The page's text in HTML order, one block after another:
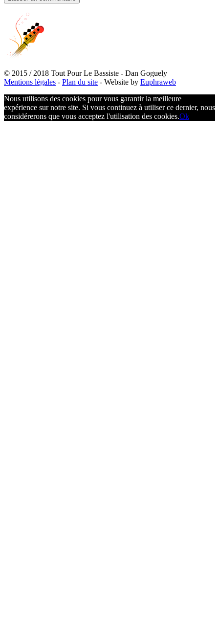
© 2015 / 2018 Tout Pour Le Bassiste - Dan Goguely
Mentions légales - Plan du site - Website by Euphraweb
Nous utilisons des cookies pour vous garantir la meilleure
expérience sur notre site. Si vous continuez à utiliser ce dernier, nous
considérerons que vous acceptez l'utilisation des cookies.Ok